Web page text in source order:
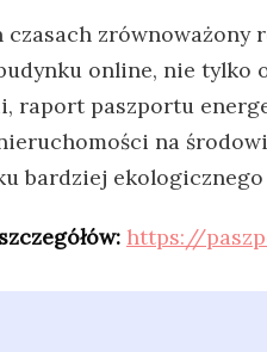
czasach zrównoważony
online, nie tylko
raport paszportu
na
bardziej ekologicznego
https://